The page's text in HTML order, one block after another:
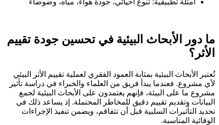
ما دور الأبحاث البيئية في تحسين جودة تقييم
الأثر؟
تُعتبر الأبحاث البيئية بمثابة العمود الفقري لعملية تقييم الأثر البيئي
لأي مشروع. فعندما يبدأ فريق من العلماء والخبراء في دراسة تأثير
مشروع ما على البيئة، فإنهم يعتمدون على الأبحاث البيئية لجمع
البيانات وتقديم تقييم دقيق للمخاطر المحتملة. إذ يساعد ذلك في
تحديد التأثيرات السلبية قبل أن تتفاقم، ويضمن تنفيذ الإجراءات
الوقائية المناسبة.